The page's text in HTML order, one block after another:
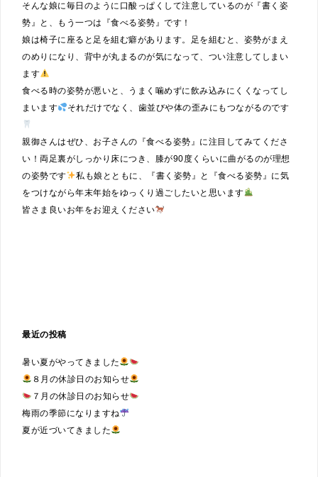
そんな娘に毎日のように口酸っぱくして注意しているのが『書く姿
勢』と、もう一つは『食べる姿勢』です！
娘は椅子に座ると足を組む癖があります。足を組むと、姿勢がまえ
のめりになり、背中が丸まるのが気になって、つい注意してしまい
ます
食べる時の姿勢が悪いと、うまく噛めずに飲み込みにくくなってし
まいます
それだけでなく、歯並びや体の歪みにもつながるのです
親御さんはぜひ、お子さんの『食べる姿勢』に注目してみてくださ
い！両足裏がしっかり床につき、膝が90度くらいに曲がるのが理想
の姿勢です
私も娘とともに、『書く姿勢』と『食べる姿勢』に気
をつけながら年末年始をゆっくり過ごしたいと思います
皆さま良いお年をお迎えください
最近の投稿
暑い夏がやってきました
８月の休診日のお知らせ
７月の休診日のお知らせ
梅雨の季節になりますね
夏が近づいてきました